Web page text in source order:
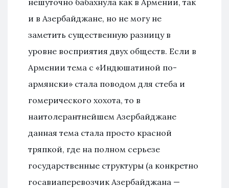
нешуточно бабахнула как в Армении, так
и в Азербайджане, но не могу не
заметить существенную разницу в
уровне восприятия двух обществ. Если в
Армении тема с «Индюшатиной по-
армянски» стала поводом для стеба и
гомерического хохота, то в
наитолерантнейшем Азербайджане
данная тема стала просто красной
тряпкой, где на полном серьезе
государственные структуры (а конкретно
госавиаперевозчик Азербайджана —